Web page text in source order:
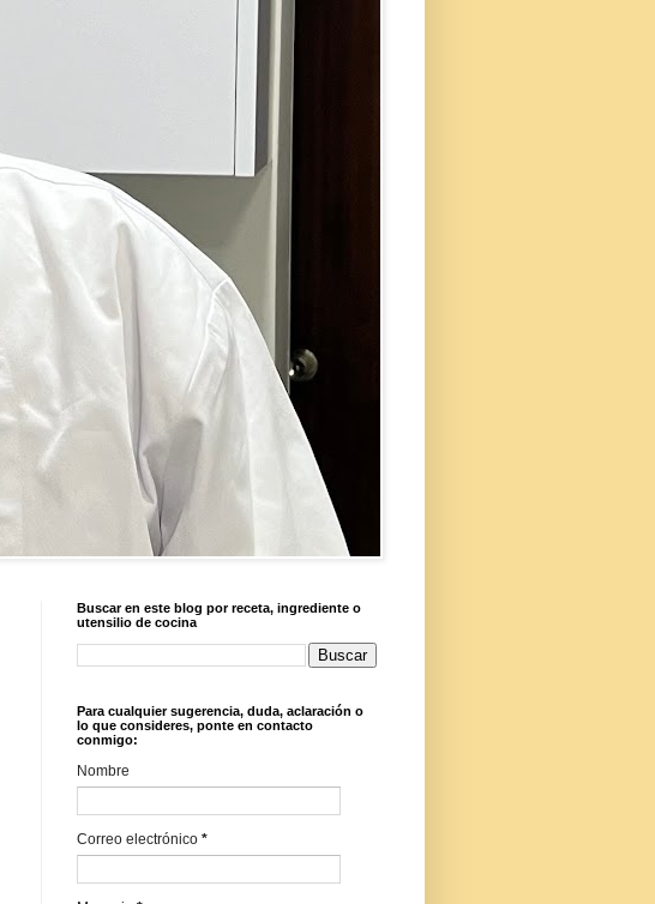
Buscar en este blog por receta, ingrediente o
utensilio de cocina
Para cualquier sugerencia, duda, aclaración o
lo que consideres, ponte en contacto
conmigo:
Nombre
Correo electrónico *